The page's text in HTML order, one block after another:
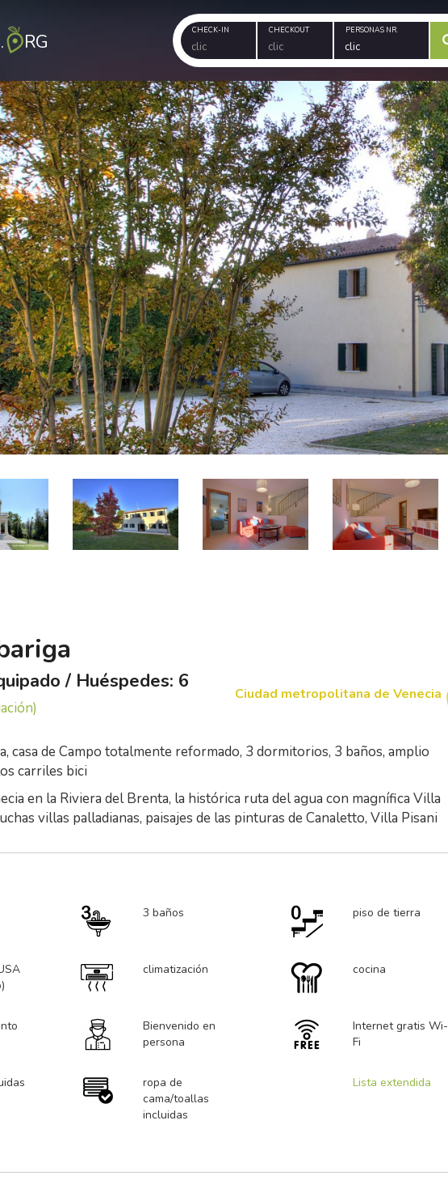
RG CHECK-IN CHECKOUT PERSONAS NR.
/ Huéspedes: 6
Ciudad metropolitana de Venecia
casa de Campo totalmente reformado, 3 dormitorios, 3 baños, amplio
carriles bici
en la Riviera del Brenta, la histórica ruta del agua con magnífica Villa
villas palladianas, paisajes de las pinturas de Canaletto, Villa Pisani
3 baños piso de tierra
climatización cocina
Bienvenido en
persona
Internet gratis Wi-
Fi
ropa de
cama/toallas
incluidas
Lista extendida